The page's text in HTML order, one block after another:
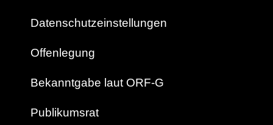
Datenschutzeinstellungen
Offenlegung
Bekanntgabe laut ORF-G
Publikumsrat